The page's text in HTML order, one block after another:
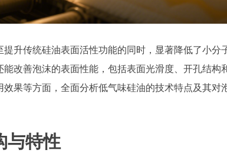
升传统硅油表面活性功能的同时，显著降低了小分
改善泡沫的表面性能，包括表面光滑度、开孔结构
果等方面，全面分析低气味硅油的技术特点及其对
与特性